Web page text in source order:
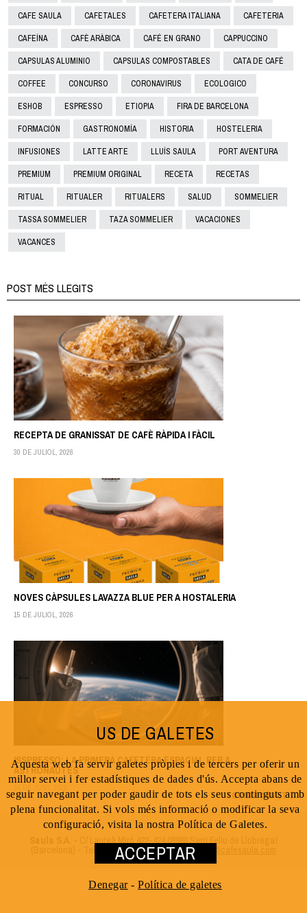
CAFE SAULA CAFETALES CAFETERA ITALIANA CAFETERIA
CAFEÍNA CAFÈ ARÀBICA CAFÉ EN GRANO CAPPUCCINO
CAPSULAS ALUMINIO CAPSULAS COMPOSTABLES CATA DE CAFÉ
COFFEE CONCURSO CORONAVIRUS ECOLOGICO
ESHOB ESPRESSO ETIOPIA FIRA DE BARCELONA
FORMACIÓN GASTRONOMÍA HISTORIA HOSTELERIA
INFUSIONES LATTE ARTE LLUÍS SAULA PORT AVENTURA
PREMIUM PREMIUM ORIGINAL RECETA RECETAS
RITUAL RITUALER RITUALERS SALUD SOMMELIER
TASSA SOMMELIER TAZA SOMMELIER VACACIONES
VACANCES
POST MÉS LLEGITS
RECEPTA DE GRANISSAT DE CAFÈ RÀPIDA I FÀCIL
30 DE JULIOL, 2026
NOVES CÀPSULES LAVAZZA BLUE PER A HOSTALERIA
15 DE JULIOL, 2026
ISSPRESSO: LA PRIMERA CAFETERA ESPACIAL PER A
ASTRONAUTES
- C/ Laureà Miró 422-424 08980 Sant Feliu de Llobregat
(Barcelona) - Tel. 93 666 2698 - 93 666 2551 -
TORNAR A DALT
US DE GALETES
Aquesta web fa servir galetes pròpies i de tercers per oferir un
millor servei i fer estadístiques de dades d'ús. Accepta abans de
seguir navegant per poder gaudir de tots els seus continguts amb
plena funcionalitat. Si vols més informació o modificar la seva
configuració, visita la nostra Política de Galetes.
ACCEPTAR
Denegar-Política de galetes